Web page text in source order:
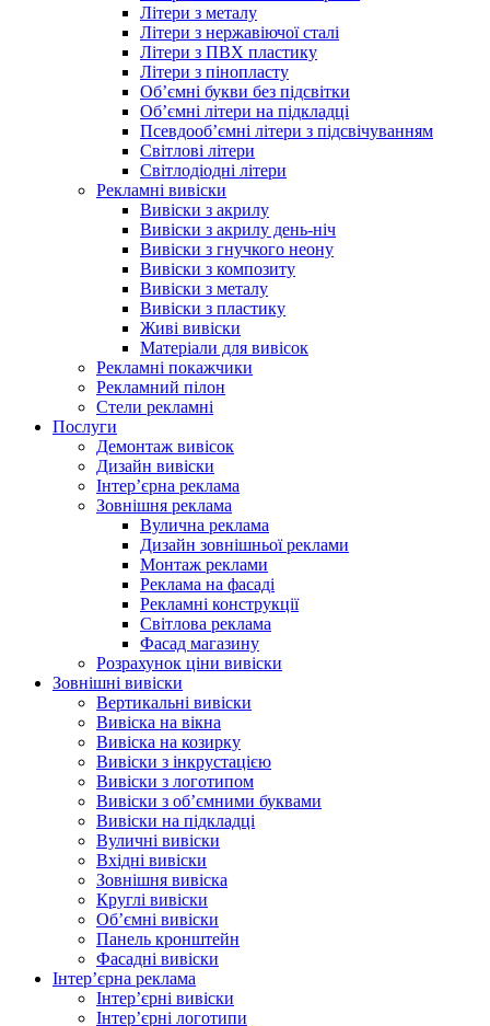
Літери з металу
Літери з нержавіючої сталі
Літери з ПВХ пластику
Літери з пінопласту
Об’ємні букви без підсвітки
Об’ємні літери на підкладці
Псевдооб’ємні літери з підсвічуванням
Світлові літери
Світлодіодні літери
Рекламні вивіски
Вивіски з акрилу
Вивіски з акрилу день-ніч
Вивіски з гнучкого неону
Вивіски з композиту
Вивіски з металу
Вивіски з пластику
Живі вивіски
Матеріали для вивісок
Рекламні покажчики
Рекламний пілон
Стели рекламні
Послуги
Демонтаж вивісок
Дизайн вивіски
Інтер’єрна реклама
Зовнішня реклама
Вулична реклама
Дизайн зовнішньої реклами
Монтаж реклами
Реклама на фасаді
Рекламні конструкції
Світлова реклама
Фасад магазину
Розрахунок ціни вивіски
Зовнішні вивіски
Вертикальні вивіски
Вивіска на вікна
Вивіска на козирку
Вивіски з інкрустацією
Вивіски з логотипом
Вивіски з об’ємними буквами
Вивіски на підкладці
Вуличні вивіски
Вхідні вивіски
Зовнішня вивіска
Круглі вивіски
Об’ємні вивіски
Панель кронштейн
Фасадні вивіски
Інтер’єрна реклама
Інтер’єрні вивіски
Інтер’єрні логотипи